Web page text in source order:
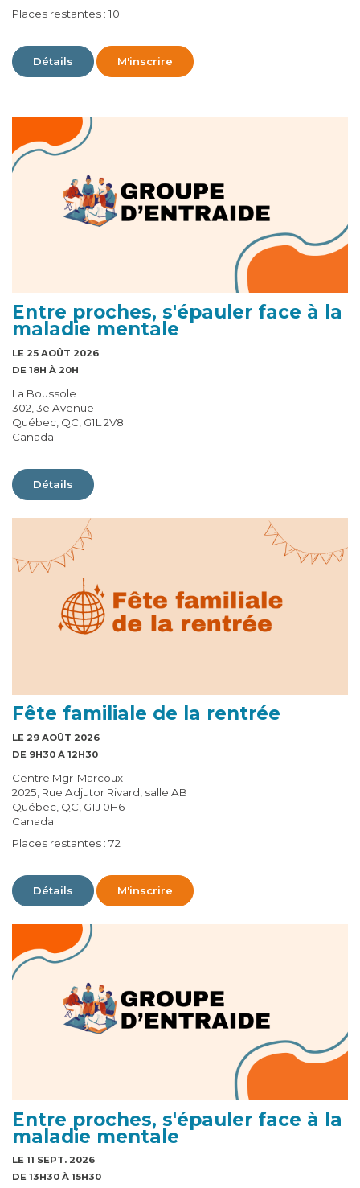
Places restantes : 10
Détails M'inscrire
Entre proches, s'épauler face à la
maladie mentale
LE 25 AOÛT 2026
DE 18H À 20H
La Boussole
302, 3e Avenue
Québec, QC, G1L 2V8
Canada
Détails
Fête familiale de la rentrée
LE 29 AOÛT 2026
DE 9H30 À 12H30
Centre Mgr-Marcoux
2025, Rue Adjutor Rivard, salle AB
Québec, QC, G1J 0H6
Canada
Places restantes : 72
Détails M'inscrire
Entre proches, s'épauler face à la
maladie mentale
LE 11 SEPT. 2026
DE 13H30 À 15H30